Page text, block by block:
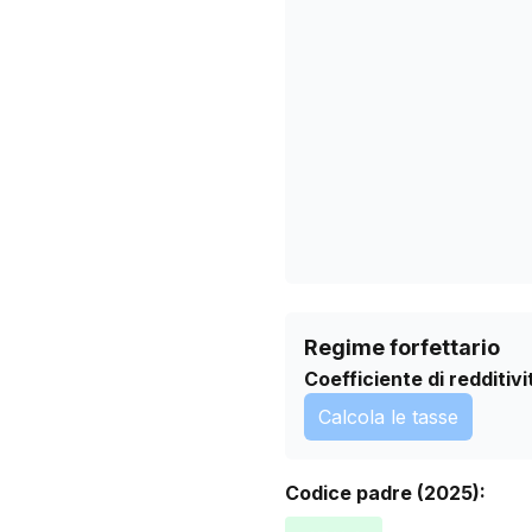
Regime forfettario
Coefficiente di
Calcola le tasse
Codice padre (2025):